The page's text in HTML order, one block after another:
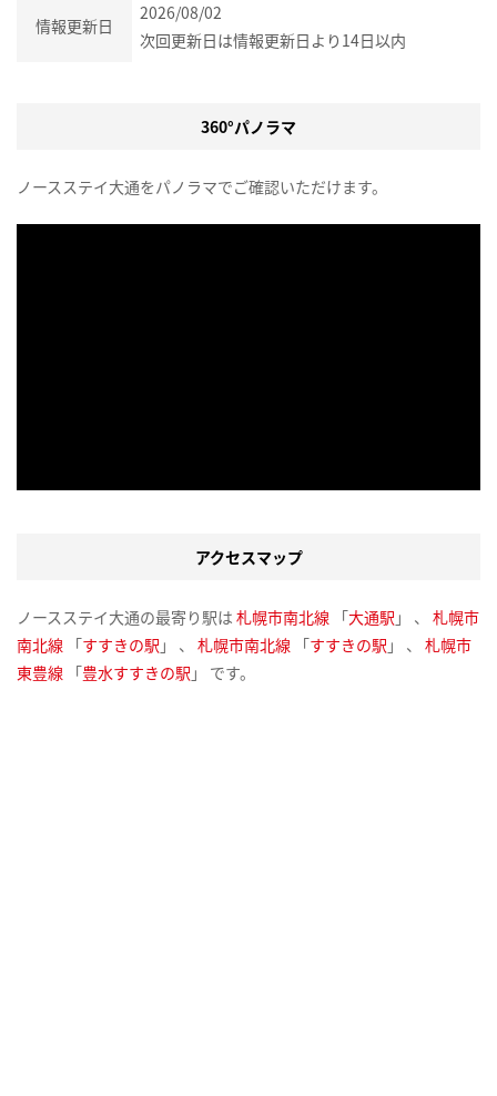
情報更新日
2026/08/02
次回更新日は情報更新日より14日以内
360°パノラマ
ノースステイ大通をパノラマでご確認いただけます。
アクセスマップ
ノースステイ大通の最寄り駅は 札幌市南北線 「大通駅 」 、 札幌市
南北線 「すすきの駅 」 、 札幌市南北線 「すすきの駅 」 、 札幌市
東豊線 「豊水すすきの駅 」 です。